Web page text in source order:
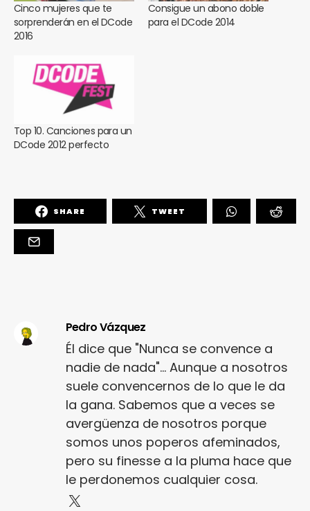
Cinco mujeres que te
sorprenderán en el DCode
2016
Consigue un abono doble
para el DCode 2014
Top 10. Canciones para un
DCode 2012 perfecto
SHARE TWEET
Pedro Vázquez
Él dice que "Nunca se convence a
nadie de nada"... Aunque a nosotros
suele convencernos de lo que le da
la gana. Sabemos que a veces se
avergüenza de nosotros porque
somos unos poperos afeminados,
pero su finesse a la pluma hace que
le perdonemos cualquier cosa.